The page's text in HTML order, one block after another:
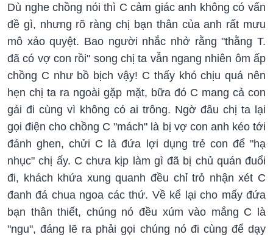
Dù nghe chồng nói thì C cảm giác anh không có vấn
đề gì, nhưng rõ ràng chị bạn thân của anh rất mưu
mô xảo quyệt. Bao người nhắc nhở rằng "thằng T.
đã có vợ con rồi" song chị ta vẫn ngang nhiên ôm ấp
chồng C như bồ bịch vậy! C thấy khó chịu quá nên
hẹn chị ta ra ngoài gặp mặt, bữa đó C mang cả con
gái đi cùng vì không có ai trông. Ngờ đâu chị ta lại
gọi điện cho chồng C "mách" là bị vợ con anh kéo tới
đánh ghen, chửi C là đứa lợi dụng trẻ con để "hạ
nhục" chị ấy. C chưa kịp làm gì đã bị chủ quán đuổi
đi, khách khứa xung quanh đều chỉ trỏ nhận xét C
đanh đá chua ngoa các thứ. Về kể lại cho mấy đứa
bạn thân thiết, chúng nó đều xúm vào mắng C là
"ngu", đáng lẽ ra phải gọi chúng nó đi cùng để dạy